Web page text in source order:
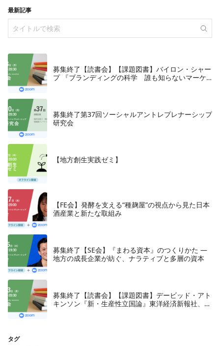
最新記事
募集終了【読書会】【課題図書】バイロン・シャー
プ 『ブランディングの科学 誰も知らないマーケ
募集終了第37回ソーシャルアントレプレナーシップ
研究会
【地方創生実践ゼミ】
【FE会】発酵を支える“種麹屋”の視点から見た日本
酒産業と新たな取組み
募集終了【SE会】『まわる資本』のつくりかた —
地方の成長企業が紡ぐ、ナラティブと多層の資本
募集終了【読書会】【課題図書】デービッド・アト
キンソン『新・生産性立国論』東洋経済新報社、
タグ